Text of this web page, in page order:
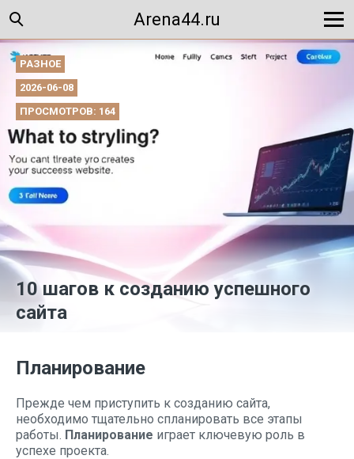
Arena44.ru
РАЗНОЕ
2026-06-08
ПРОСМОТРОВ: 164
10 шагов к созданию успешного
сайта
Планирование
Прежде чем приступить к созданию сайта,
необходимо тщательно спланировать все этапы
работы. Планирование играет ключевую роль в
успехе проекта.